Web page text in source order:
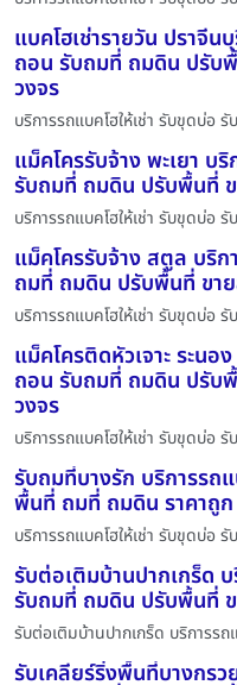
แบคโฮเช่ารายวัน ปราจีน
ถอน รับถมที่ ถมดิน ปรับ
วงจร
บริการรถแบคโฮให้เช่า รับขุดบ่อ
แม็คโครรับจ้าง พะเยา บ
รับถมที่ ถมดิน ปรับพื้นที่
บริการรถแบคโฮให้เช่า รับขุดบ่อ
แม็คโครรับจ้าง สตูล บริก
ถมที่ ถมดิน ปรับพื้นที่ ขา
บริการรถแบคโฮให้เช่า รับขุดบ่อ
แม็คโครติดหัวเจาะ ระนอ
ถอน รับถมที่ ถมดิน ปรับ
วงจร
บริการรถแบคโฮให้เช่า รับขุดบ่อ
รับถมที่บางรัก บริการรถ
พื้นที่ ถมที่ ถมดิน ราคาถูก
บริการรถแบคโฮให้เช่า รับขุดบ่อ
รับต่อเติมบ้านปากเกร็ด
รับถมที่ ถมดิน ปรับพื้นที่
รับต่อเติมบ้านปากเกร็ด บริการร
รับเคลียร์ริ่งพื้นที่บางกรว